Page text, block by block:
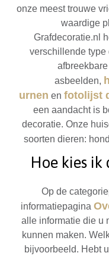
onze meest trouwe
waardige
Grafdecoratie.nl
verschillende
asbeelden,
urnen en fotolijst
een aandacht is
decoratie. Onze
soorten dieren:
Hoe kies ik
Op de
informatiepagina
alle informatie die u
kunnen maken.
bijvoorbeeld. Hebt